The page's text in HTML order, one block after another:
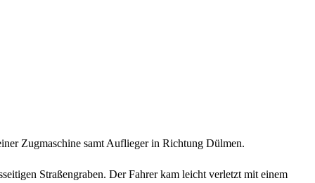
Zugmaschine samt Auflieger in Richtung Dülmen.
Straßengraben. Der Fahrer kam leicht verletzt mit einem